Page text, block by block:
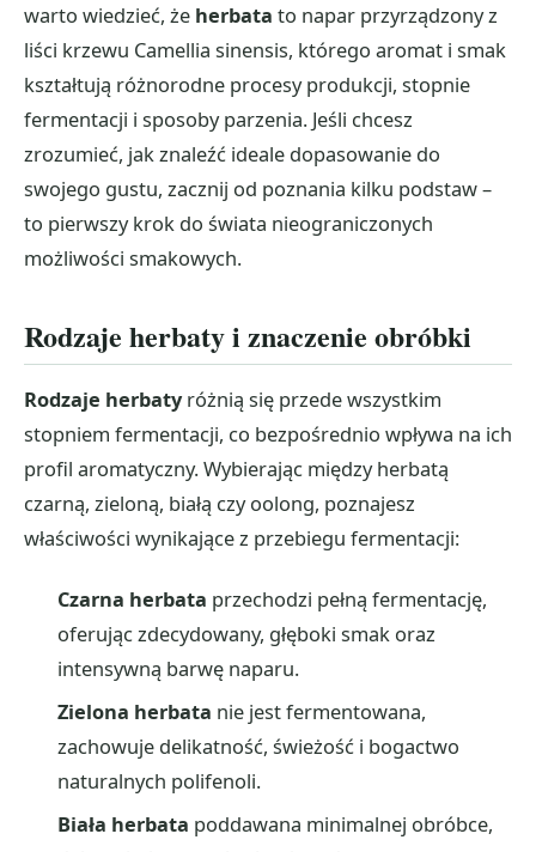
warto wiedzieć, że herbata to napar przyrządzony z
liści krzewu Camellia sinensis, którego aromat i smak
kształtują różnorodne procesy produkcji, stopnie
fermentacji i sposoby parzenia. Jeśli chcesz
zrozumieć, jak znaleźć ideale dopasowanie do
swojego gustu, zacznij od poznania kilku podstaw –
to pierwszy krok do świata nieograniczonych
możliwości smakowych.
Rodzaje herbaty i znaczenie obróbki
Rodzaje herbatyróżnią się przede wszystkim
stopniem fermentacji, co bezpośrednio wpływa na ich
profil aromatyczny. Wybierając między herbatą
czarną, zieloną, białą czy oolong, poznajesz
właściwości wynikające z przebiegu fermentacji:
Czarna herbata przechodzi pełną fermentację,
oferując zdecydowany, głęboki smak oraz
intensywną barwę naparu.
Zielona herbata nie jest fermentowana,
zachowuje delikatność, świeżość i bogactwo
naturalnych polifenoli.
Biała herbata poddawana minimalnej obróbce,